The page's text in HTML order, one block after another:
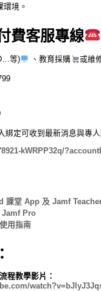
境。
費客服專線
等) 、教育採購 或維
綁定可收到最新消息與專
kWRPP32q/
課堂 App 及 Jamf
Jamf Pro
用指南
程教學影片：